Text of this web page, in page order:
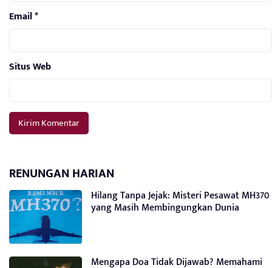
Email*
Situs Web
RENUNGAN HARIAN
Hilang Tanpa Jejak: Misteri Pesawat MH370
yang Masih Membingungkan Dunia
Mengapa Doa Tidak Dijawab? Memahami